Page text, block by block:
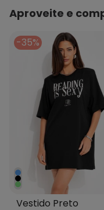
Aproveite e
-35%
Vestido Preto